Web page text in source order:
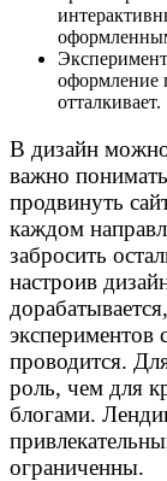
оформление
отталкивает.
В дизайн
важно
продвинуть
каждом
забросить
настроив
экспериментов
проводится.
роль, чем для
блогами.
ограниченны.